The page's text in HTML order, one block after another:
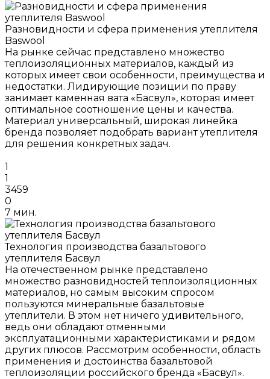
Разновидности и сфера применения утеплителя
Baswool
На рынке сейчас представлено множество
теплоизоляционных материалов, каждый из
которых имеет свои особенности, преимущества и
недостатки. Лидирующие позиции по праву
занимает каменная вата «Басвул», которая имеет
оптимальное соотношение цены и качества.
Материал универсальный, широкая линейка
бренда позволяет подобрать вариант утеплителя
для решения конкретных задач.
1
1
3459
0
7 мин.
Технология производства базальтового
утеплителя Басвул
На отечественном рынке представлено
множество разновидностей теплоизоляционных
материалов, но самым высоким спросом
пользуются минеральные базальтовые
утеплители. В этом нет ничего удивительного,
ведь они обладают отменными
эксплуатационными характеристиками и рядом
других плюсов. Рассмотрим особенности, область
применения и достоинства базальтовой
теплоизоляции российского бренда «Басвул».